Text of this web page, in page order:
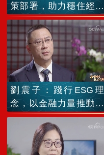
策部署，助力穩住經濟
大盤
劉震子：踐行ESG理
念，以金融力量推動經
濟社會高質量發展